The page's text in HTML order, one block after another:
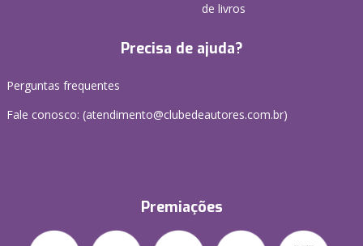
de livros
Precisa de ajuda?
Perguntas frequentes
Fale conosco: (atendimento@clubedeautores.com.br)
Premiações